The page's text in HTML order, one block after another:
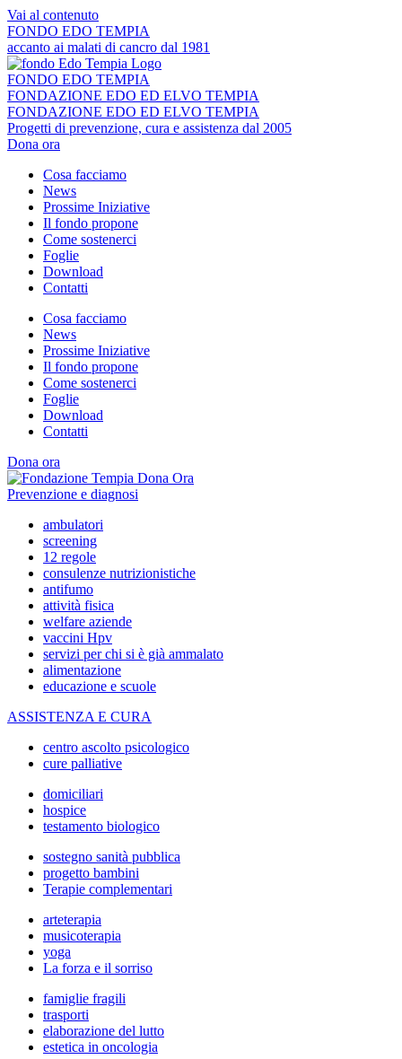
Vai al contenuto
FONDO EDO TEMPIA
accanto ai malati di cancro dal 1981
FONDO EDO TEMPIA
FONDAZIONE EDO ED ELVO TEMPIA
FONDAZIONE EDO ED ELVO TEMPIA
Progetti di prevenzione, cura e assistenza dal 2005
Dona ora
Cosa facciamo
News
Prossime Iniziative
Il fondo propone
Come sostenerci
Foglie
Download
Contatti
Cosa facciamo
News
Prossime Iniziative
Il fondo propone
Come sostenerci
Foglie
Download
Contatti
Dona ora
Prevenzione e diagnosi
ambulatori
screening
12 regole
consulenze nutrizionistiche
antifumo
attività fisica
welfare aziende
vaccini Hpv
servizi per chi si è già ammalato
alimentazione
educazione e scuole
ASSISTENZA E CURA
centro ascolto psicologico
cure palliative
domiciliari
hospice
testamento biologico
sostegno sanità pubblica
progetto bambini
Terapie complementari
arteterapia
musicoterapia
yoga
La forza e il sorriso
famiglie fragili
trasporti
elaborazione del lutto
estetica in oncologia